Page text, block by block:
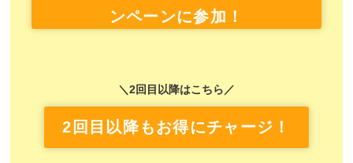
ンペーンに参加！
＼2回目以降はこちら／
2回目以降もお得にチャージ！